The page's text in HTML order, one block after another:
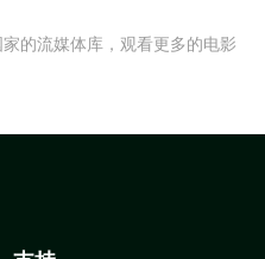
的流媒体库，观看更多的电影